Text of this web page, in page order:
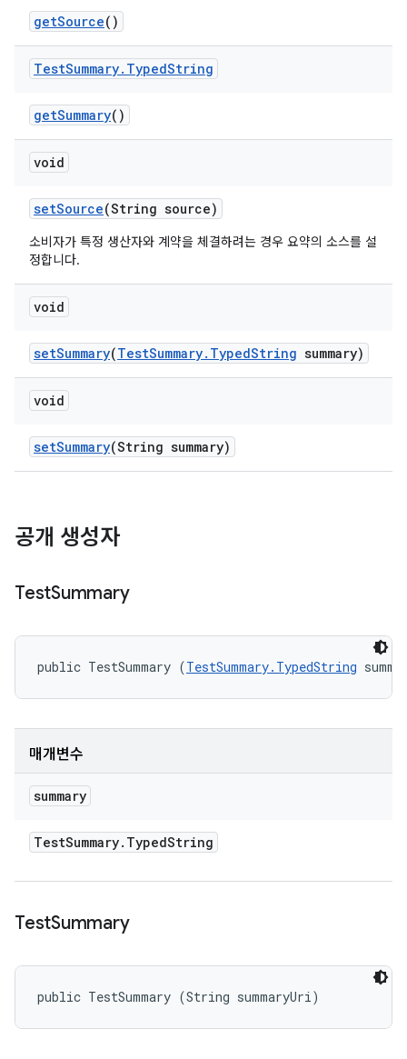
getSource()
TestSummary. TypedString
getSummary()
void
setSource(String source)
소비자가 특정 생산자와 계약을 체결하려는 경우 요약의 소스를 설
정합니다.
void
setSummary(TestSummary. TypedString summary)
void
setSummary(String summary)
공개 생성자
TestSummary
public TestSummary (TestSummary.TypedString
매개변수
summary
TestSummary. TypedString
TestSummary
public TestSummary (String summaryUri)